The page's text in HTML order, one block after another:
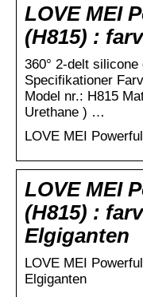
LOVE MEI
(H815) :
360° 2-delt
Specifikationer
Model nr.: H815
Urethane ) …
LOVE MEI
LOVE MEI
(H815) :
Elgiganten
LOVE MEI
Elgiganten